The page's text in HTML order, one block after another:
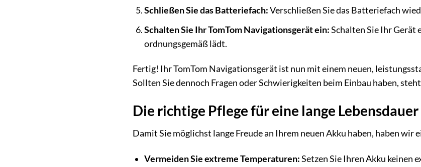
Schließen Sie das Batteriefach:Verschließen Sie das Batteriefach
Schalten Sie Ihr TomTom Navigationsgerät ein:Schalten Sie Ihr Gerät
ordnungsgemäß lädt.
Fertig! Ihr TomTom Navigationsgerät ist nun mit einem neuen,
Sollten Sie dennoch Fragen oder Schwierigkeiten beim Einbau haben,
Die richtige Pflege für eine lange Lebensdauer
Damit Sie möglichst lange Freude an Ihrem neuen Akku haben, haben
Vermeiden Sie extreme Temperaturen:Setzen Sie Ihren Akku keinen